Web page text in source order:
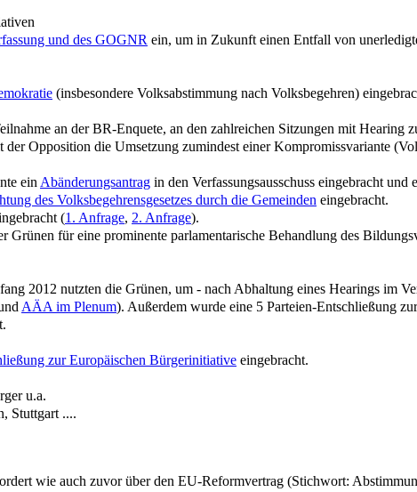
und des GOGNR ein, um in Zukunft einen Entfall von
(insbesondere Volksabstimmung nach Volksbegehren)
an der BR-Enquete, an den zahlreichen Sitzungen mit Hearing
Opposition die Umsetzung zumindest einer Kompromissvariante
ein Abänderungsantrag in den Verfassungsausschuss eingebracht
des Volksbegehrensgesetzes durch die Gemeinden eingebracht.
(1. Anfrage, 2. Anfrage).
für eine prominente parlamentarische Behandlung des
2012 nutzten die Grünen, um - nach Abhaltung eines Hearings im
AÄA im Plenum). Außerdem wurde eine 5 Parteien-Entschließung
zur Europäischen Bürgerinitiative eingebracht.
u.a.
Stuttgart ....
wie auch zuvor über den EU-Reformvertrag (Stichwort: